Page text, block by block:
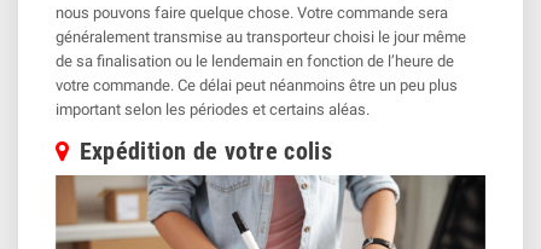
nous pouvons faire quelque chose. Votre commande sera
généralement transmise au transporteur choisi le jour même
de sa finalisation ou le lendemain en fonction de l’heure de
votre commande. Ce délai peut néanmoins être un peu plus
important selon les périodes et certains aléas.
Expédition de votre colis